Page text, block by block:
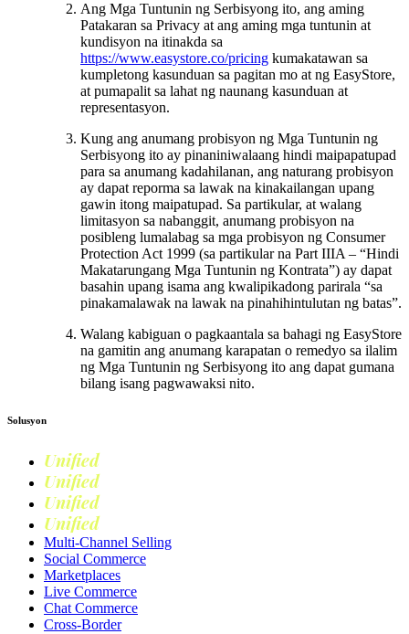
Ang Mga Tuntunin ng Serbisyong ito, ang aming
Patakaran sa Privacy at ang aming mga tuntunin at
kundisyon na itinakda sa
https://www.easystore.co/pricing kumakatawan sa
kumpletong kasunduan sa pagitan mo at ng EasyStore,
at pumapalit sa lahat ng naunang kasunduan at
representasyon.
Kung ang anumang probisyon ng Mga Tuntunin ng
Serbisyong ito ay pinaniniwalaang hindi maipapatupad
para sa anumang kadahilanan, ang naturang probisyon
ay dapat reporma sa lawak na kinakailangan upang
gawin itong maipatupad. Sa partikular, at walang
limitasyon sa nabanggit, anumang probisyon na
posibleng lumalabag sa mga probisyon ng Consumer
Protection Act 1999 (sa partikular na Part IIIA – “Hindi
Makatarungang Mga Tuntunin ng Kontrata”) ay dapat
basahin upang isama ang kwalipikadong parirala “sa
pinakamalawak na lawak na pinahihintulutan ng batas”.
Walang kabiguan o pagkaantala sa bahagi ng EasyStore
na gamitin ang anumang karapatan o remedyo sa ilalim
ng Mga Tuntunin ng Serbisyong ito ang dapat gumana
bilang isang pagwawaksi nito.
Solusyon
Unified
Unified
Unified
Unified
Multi-Channel Selling
Social Commerce
Marketplaces
Live Commerce
Chat Commerce
Cross-Border